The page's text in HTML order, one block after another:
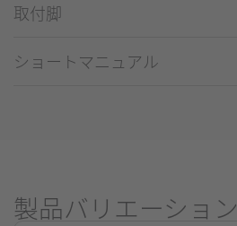
取付脚
ショートマニュアル
製品バリエーション